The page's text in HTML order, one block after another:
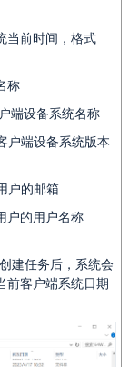
当前时间，格式
称
端设备系统名称
户端设备系统版本
户的邮箱
户的用户名称
建任务后，系统会
前客户端系统日期